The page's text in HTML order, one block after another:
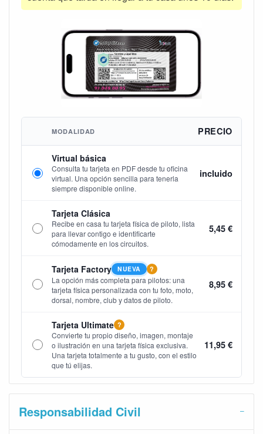
MODALIDAD PRECIO
Virtual básica
Consulta tu tarjeta en PDF desde tu oficina
virtual. Una opción sencilla para tenerla
siempre disponible online.
incluido
Tarjeta Clásica
Recibe en casa tu tarjeta física de piloto, lista
para llevar contigo e identificarte
cómodamente en los circuitos.
5,45 €
Tarjeta Factory NUEVA ?
La opción más completa para pilotos: una
tarjeta física personalizada con tu foto, moto,
dorsal, nombre, club y datos de piloto.
8,95 €
Tarjeta Ultimate ?
Convierte tu propio diseño, imagen, montaje
o ilustración en una tarjeta física exclusiva.
Una tarjeta totalmente a tu gusto, con el estilo
que tú elijas.
11,95 €
Responsabilidad Civil